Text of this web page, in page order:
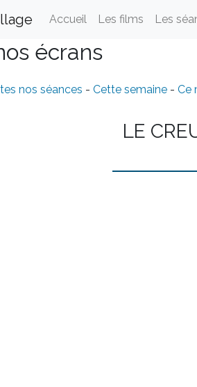
Accueil Les films Les
écrans
nos séances - Cette semaine- Ce
LE